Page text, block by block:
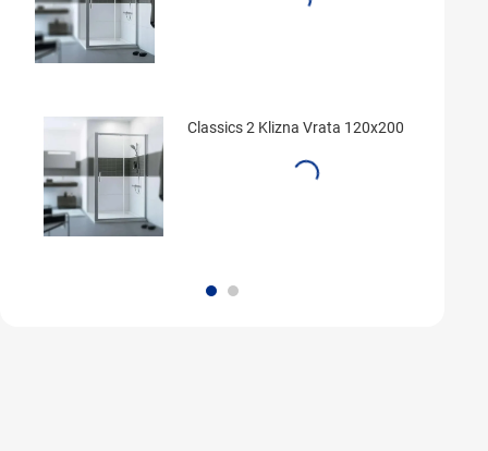
Classics 2 Klizna Vrata 120x200